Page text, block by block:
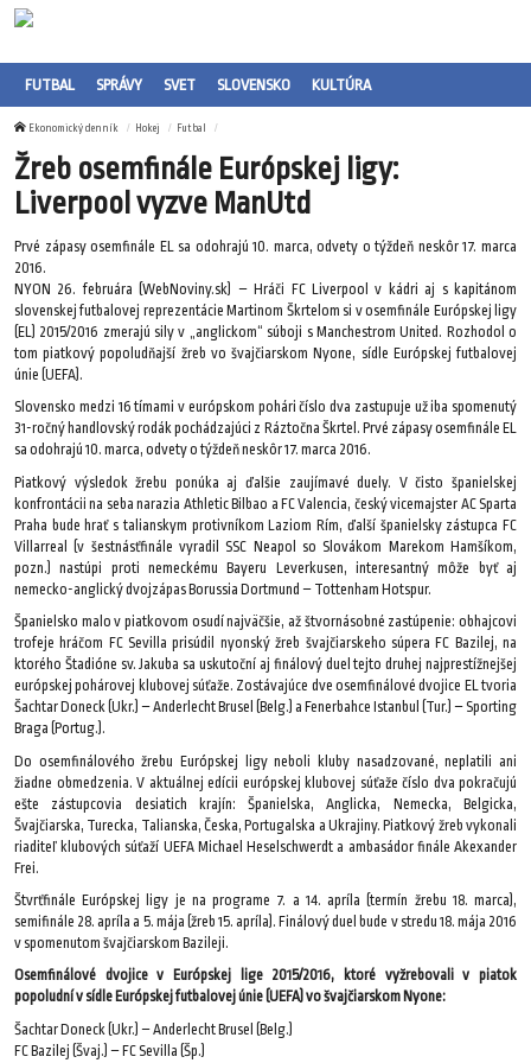
FUTBAL SPRÁVY SVET SLOVENSKO KULTÚRA
Ekonomický denník Hokej Futbal
Žreb osemfinále Európskej ligy:
Liverpool vyzve ManUtd
Prvé zápasy osemfinále EL sa odohrajú 10. marca, odvety o týždeň neskôr 17. marca
2016.
NYON 26. februára (WebNoviny.sk) – Hráči FC Liverpool v kádri aj s kapitánom
slovenskej futbalovej reprezentácie Martinom Škrtelom si v osemfinále Európskej ligy
(EL) 2015/2016 zmerajú sily v „anglickom“ súboji s Manchestrom United. Rozhodol o
tom piatkový popoludňajší žreb vo švajčiarskom Nyone, sídle Európskej futbalovej
únie (UEFA).
Slovensko medzi 16 tímami v európskom pohári číslo dva zastupuje už iba spomenutý
31-ročný handlovský rodák pochádzajúci z Ráztočna Škrtel. Prvé zápasy osemfinále EL
sa odohrajú 10. marca, odvety o týždeň neskôr 17. marca 2016.
Piatkový výsledok žrebu ponúka aj ďalšie zaujímavé duely. V čisto španielskej
konfrontácii na seba narazia Athletic Bilbao a FC Valencia, český vicemajster AC Sparta
Praha bude hrať s talianskym protivníkom Laziom Rím, ďalší španielsky zástupca FC
Villarreal (v šestnásťfinále vyradil SSC Neapol so Slovákom Marekom Hamšíkom,
pozn.) nastúpi proti nemeckému Bayeru Leverkusen, interesantný môže byť aj
nemecko-anglický dvojzápas Borussia Dortmund – Tottenham Hotspur.
Španielsko malo v piatkovom osudí najväčšie, až štvornásobné zastúpenie: obhajcovi
trofeje hráčom FC Sevilla prisúdil nyonský žreb švajčiarskeho súpera FC Bazilej, na
ktorého Štadióne sv. Jakuba sa uskutoční aj finálový duel tejto druhej najprestížnejšej
európskej pohárovej klubovej súťaže. Zostávajúce dve osemfinálové dvojice EL tvoria
Šachtar Doneck (Ukr.) – Anderlecht Brusel (Belg.) a Fenerbahce Istanbul (Tur.) – Sporting
Braga (Portug.).
Do osemfinálového žrebu Európskej ligy neboli kluby nasadzované, neplatili ani
žiadne obmedzenia. V aktuálnej edícii európskej klubovej súťaže číslo dva pokračujú
ešte zástupcovia desiatich krajín: Španielska, Anglicka, Nemecka, Belgicka,
Švajčiarska, Turecka, Talianska, Česka, Portugalska a Ukrajiny. Piatkový žreb vykonali
riaditeľ klubových súťaží UEFA Michael Heselschwerdt a ambasádor finále Akexander
Frei.
Štvrťfinále Európskej ligy je na programe 7. a 14. apríla (termín žrebu 18. marca),
semifinále 28. apríla a 5. mája (žreb 15. apríla). Finálový duel bude v stredu 18. mája 2016
v spomenutom švajčiarskom Bazileji.
Osemfinálové dvojice v Európskej lige 2015/2016, ktoré vyžrebovali v piatok
popoludní v sídle Európskej futbalovej únie (UEFA) vo švajčiarskom Nyone:
Šachtar Doneck (Ukr.) – Anderlecht Brusel (Belg.)
FC Bazilej (Švaj.) – FC Sevilla (Šp.)